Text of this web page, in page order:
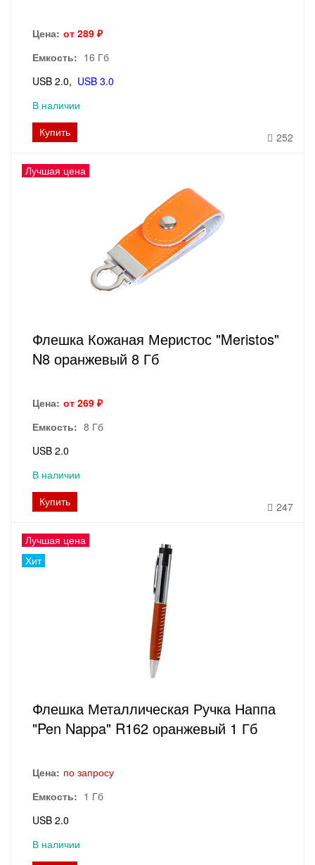
Цена: от 289 ₽
Емкость: 16 Гб
USB 2.0
USB 3.0
В наличии
Купить
252
Лучшая цена
Флешка Кожаная Меристос "Meristos"
N8 оранжевый 8 Гб
Цена: от 269 ₽
Емкость: 8 Гб
USB 2.0
В наличии
Купить
247
Лучшая цена
Хит
Флешка Металлическая Ручка Наппа
"Pen Nappa" R162 оранжевый 1 Гб
Цена: по запросу
Емкость: 1 Гб
USB 2.0
В наличии